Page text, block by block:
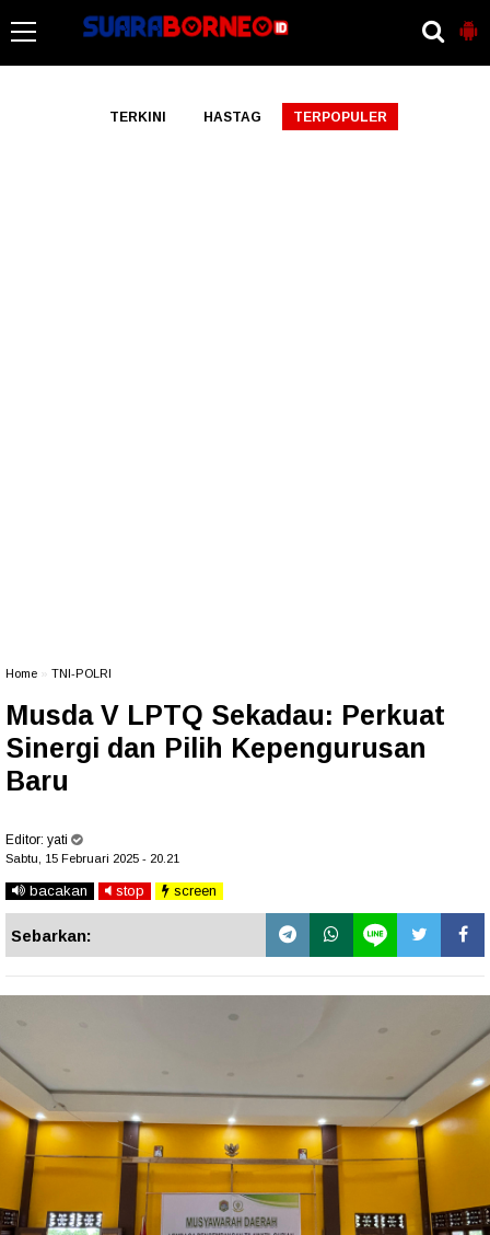
TERKINI HASTAG TERPOPULER
Home TNI-POLRI
Musda V LPTQ Sekadau: Perkuat
Sinergi dan Pilih Kepengurusan
Baru
Editor: yati
Sabtu, 15 Februari 2025 - 20.21
bacakan stop screen
Sebarkan: